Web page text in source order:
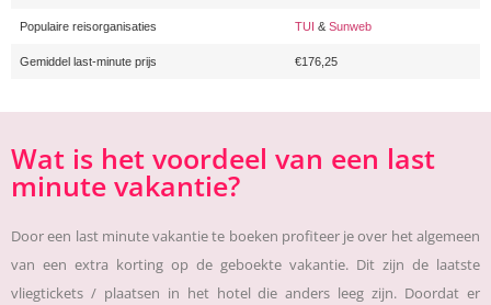
Populaire reisorganisaties TUI & Sunweb
Gemiddel last-minute prijs €176,25
Wat is het voordeel van een last
minute vakantie?
Door een last minute vakantie te boeken profiteer je over het algemeen
van een extra korting op de geboekte vakantie. Dit zijn de laatste
vliegtickets / plaatsen in het hotel die anders leeg zijn. Doordat er